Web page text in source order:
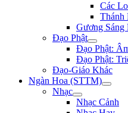
Các
Thánh
Gương
Đạo Phật
Đạo Phật:
Đạo Phật:
Đạo-Giáo Khác
Ngàn Hoa (STTM)
Nhạc
Nhạc Cảnh